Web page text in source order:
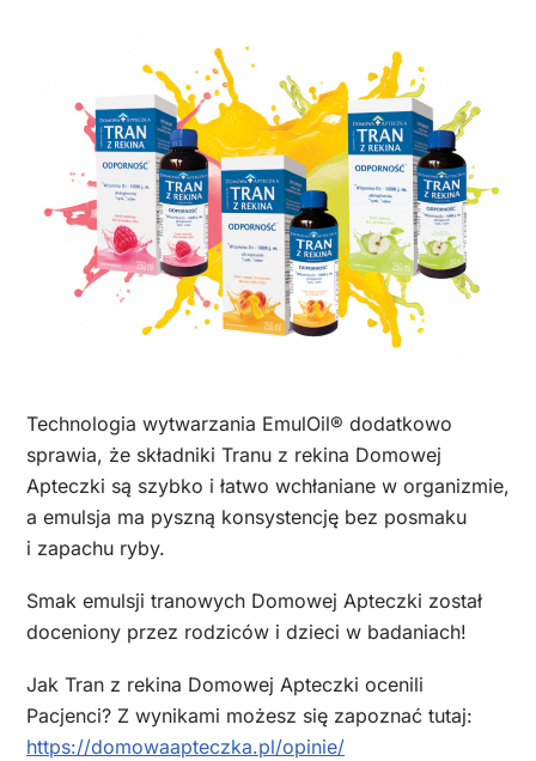
Technologia wytwarzania EmulOil® dodatkowo
sprawia, że składniki Tranu z rekina Domowej
Apteczki są szybko i łatwo wchłaniane w organizmie,
a emulsja ma pyszną konsystencję bez posmaku
i zapachu ryby.
Smak emulsji tranowych Domowej Apteczki został
doceniony przez rodziców i dzieci w badaniach!
Jak Tran z rekina Domowej Apteczki ocenili
Pacjenci? Z wynikami możesz się zapoznać tutaj:
https://domowaapteczka.pl/opinie/